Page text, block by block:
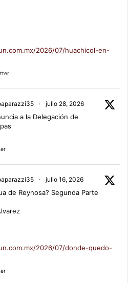
2026/07/huachicol-en-
· julio 28, 2026
a la Delegación de
· julio 16, 2026
de Reynosa? Segunda Parte
2026/07/donde-quedo-